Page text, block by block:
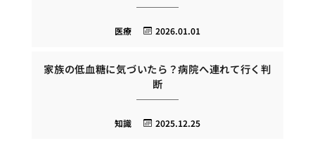
2026.01.01
医療
家族の低血糖に気づいたら？病院へ連れて行く判
断
2025.12.25
知識